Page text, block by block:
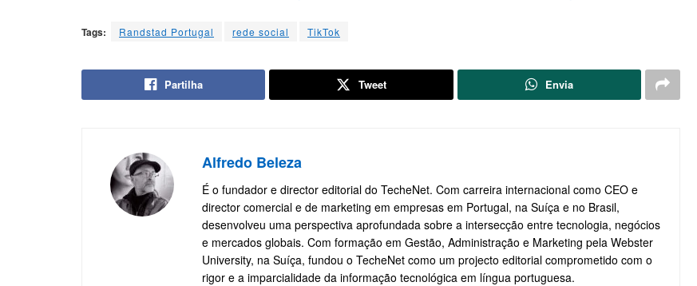
Tags: Randstad Portugal rede social TikTok
Partilha Tweet Envia
Alfredo Beleza
É o fundador e director editorial do TecheNet. Com carreira internacional como CEO e
director comercial e de marketing em empresas em Portugal, na Suíça e no Brasil,
desenvolveu uma perspectiva aprofundada sobre a intersecção entre tecnologia, negócios
e mercados globais. Com formação em Gestão, Administração e Marketing pela Webster
University, na Suíça, fundou o TecheNet como um projecto editorial comprometido com o
rigor e a imparcialidade da informação tecnológica em língua portuguesa.